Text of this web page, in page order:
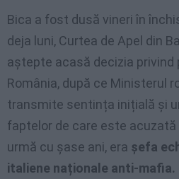
Bica a fost dusă vineri în
deja luni, Curtea de Apel din
aștepte acasă decizia privind
România, după ce Ministerul
transmite sentința inițială și
faptelor de care este acuzată
urmă cu șase ani, era șefa
italiene naționale anti-mafia.